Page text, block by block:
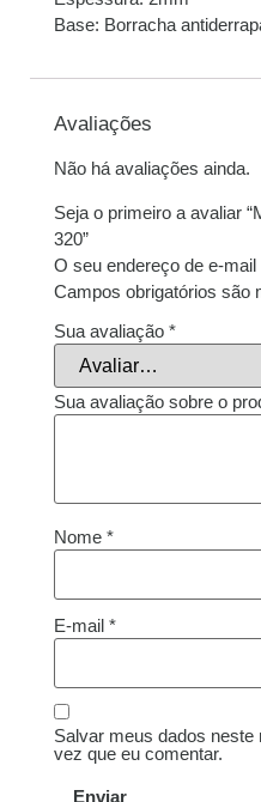
Base: Borracha
Avaliações
Não há avaliações ainda.
Seja o primeiro a avaliar
320”
O seu endereço de e-
Campos obrigatórios são
Sua avaliação *
Sua avaliação sobre o
Nome *
E-mail *
Salvar meus dados
vez que eu comentar.